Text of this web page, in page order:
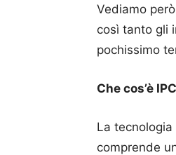
Vediamo
così tanto gli
pochissimo
Che cos’è
La
comprende